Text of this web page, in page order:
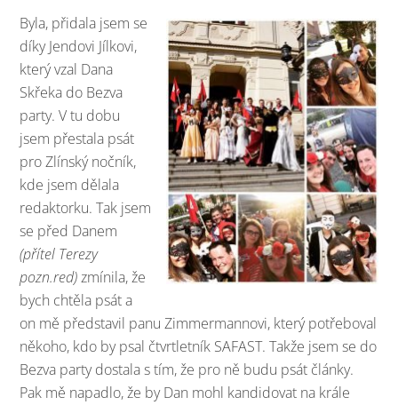
Byla, přidala jsem se
díky Jendovi Jílkovi,
který vzal Dana
Skřeka do Bezva
party. V tu dobu
jsem přestala psát
pro Zlínský nočník,
kde jsem dělala
redaktorku. Tak jsem
se před Danem
(přítel Terezy
pozn.red)zmínila, že
bych chtěla psát a
on mě představil panu Zimmermannovi, který potřeboval
někoho, kdo by psal čtvrtletník SAFAST. Takže jsem se do
Bezva party dostala s tím, že pro ně budu psát články.
Pak mě napadlo, že by Dan mohl kandidovat na krále